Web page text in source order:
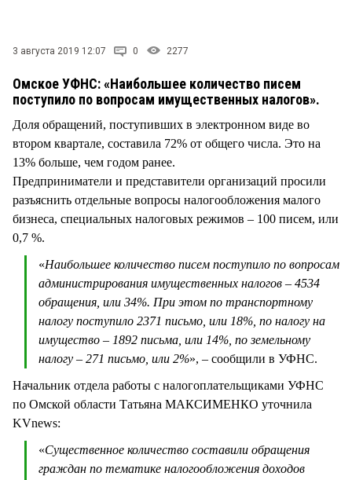
3 августа 2019 12:07 0 2277
Омское УФНС: «Наибольшее количество писем
поступило по вопросам имущественных налогов».
Доля обращений, поступивших в электронном виде во
втором квартале, составила 72% от общего числа. Это на
13% больше, чем годом ранее.
Предприниматели и представители организаций просили
разъяснить отдельные вопросы налогообложения малого
бизнеса, специальных налоговых режимов – 100 писем, или
0,7 %.
«Наибольшее количество писем поступило по вопросам
администрирования имущественных налогов – 4534
обращения, или 34%. При этом по транспортному
налогу поступило 2371 письмо, или 18%, по налогу на
имущество – 1892 письма, или 14%, по земельному
налогу – 271 письмо, или 2%», – сообщили в УФНС.
Начальник отдела работы с налогоплательщиками УФНС
по Омской области Татьяна МАКСИМЕНКО уточнила
KVnews:
«Существенное количество составили обращения
граждан по тематике налогообложения доходов